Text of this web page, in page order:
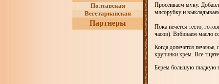
Полтавская
Вегетарианская
Партнеры
Просеиваем муку.
мясорубку и
Пока печется тесто,
часов). Взбиваем масло
Когда допечется
крупинки крем. Все
Берем большую гладкую